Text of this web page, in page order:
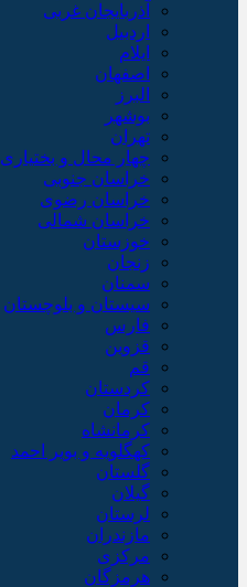
آذربایجان غربی
اردبیل
ایلام
اصفهان
البرز
بوشهر
تهران
چهار محال و بختیاری
خراسان جنوبی
خراسان رضوی
خراسان شمالی
خوزستان
زنجان
سمنان
سیستان و بلوچستان
فارس
قزوین
قم
کردستان
کرمان
کرمانشاه
کهگلویه و بویر احمد
گلستان
گیلان
لرستان
مازندران
مرکزی
هرمزگان